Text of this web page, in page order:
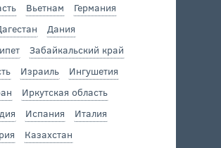
Вьетнам
Германия
Дания
Забайкальский край
Израиль
Ингушетия
Иркутская область
Испания
Италия
Казахстан